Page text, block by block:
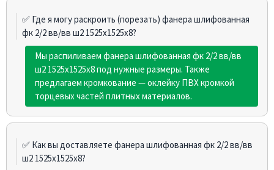
✅ Где я могу раскроить (порезать) фанера шлифованная
фк 2/2 вв/вв ш2 1525х1525х8?
Мы распиливаем фанера шлифованная фк 2/2 вв/вв
ш2 1525х1525х8 под нужные размеры. Также
предлагаем кромкование — оклейку ПВХ кромкой
торцевых частей плитных материалов.
✅ Как вы доставляете фанера шлифованная фк 2/2 вв/вв
ш2 1525х1525х8?